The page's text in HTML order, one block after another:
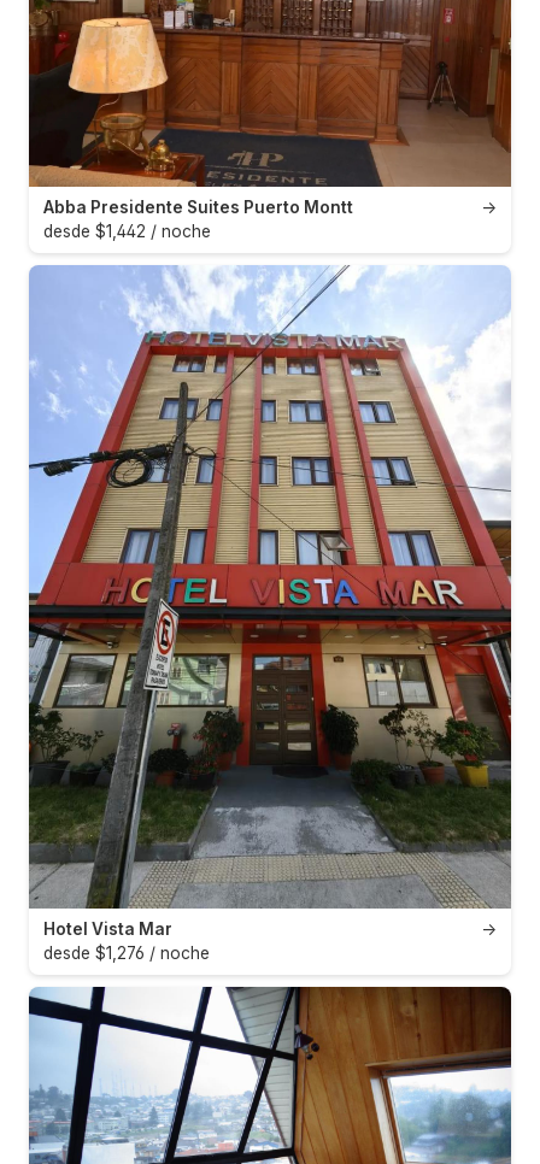
→
Abba Presidente Suites Puerto Montt
desde $1,442 / noche
→
Hotel Vista Mar
desde $1,276 / noche